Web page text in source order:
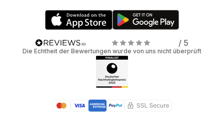
/ 5
Die Echtheit der Bewertungen wurde von uns nicht überprüft